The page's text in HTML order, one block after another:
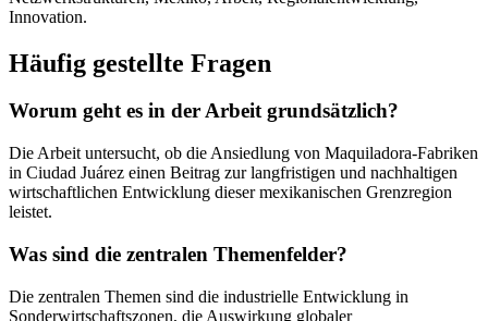
Innovation.
Häufig gestellte Fragen
Worum geht es in der Arbeit grundsätzlich?
Die Arbeit untersucht, ob die Ansiedlung von Maquiladora-Fabriken
in Ciudad Juárez einen Beitrag zur langfristigen und nachhaltigen
wirtschaftlichen Entwicklung dieser mexikanischen Grenzregion
leistet.
Was sind die zentralen Themenfelder?
Die zentralen Themen sind die industrielle Entwicklung in
Sonderwirtschaftszonen, die Auswirkung globaler